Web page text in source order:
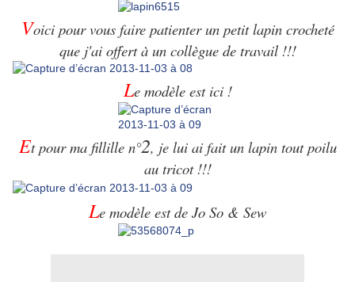
Voici pour vous faire patienter un petit lapin crocheté
que j'ai offert à un collègue de travail !!!
Le modèle est ici!
Et pour ma fillille n°2, je lui ai fait un lapin tout poilu
au tricot !!!
Le modèle est de Jo So & Sew